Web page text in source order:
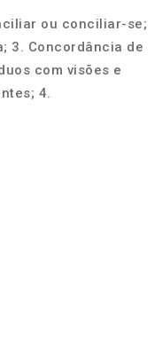
ou conciliar-se;
3. Concordância de
com visões e
4.